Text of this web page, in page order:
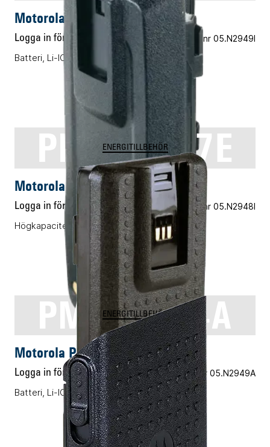
Motorola PMNN4066B
Logga in för pris Vårt art.nr 05.N2949I
Batteri, Li-ION, 1700mAh
PMNN4077E
ENERGITILLBEHÖR
Motorola PMNN4077E
Logga in för pris Vårt art.nr 05.N2948I
Högkapacitetsbatteri, Li-ION
PMNN4544A
ENERGITILLBEHÖR
Motorola PMNN4544A
Logga in för pris Vårt art.nr 05.N2949A
Batteri, Li-ION, 2450mAh IMPRES